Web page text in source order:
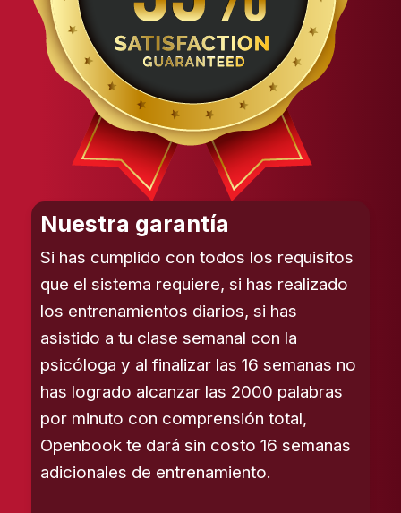
Nuestra garantía
Si has cumplido con todos los requisitos
que el sistema requiere, si has realizado
los entrenamientos diarios, si has
asistido a tu clase semanal con la
psicóloga y al finalizar las 16 semanas no
has logrado alcanzar las 2000 palabras
por minuto con comprensión total,
Openbook te dará sin costo 16 semanas
adicionales de entrenamiento.